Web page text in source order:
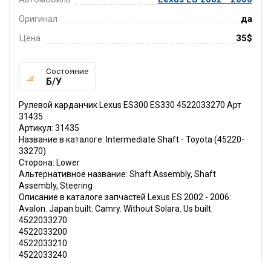
Оригинал
да
Цена
35$
Состояние
Б/У
Рулевой карданчик Lexus ES300 ES330 4522033270 Арт
31435
Артикул: 31435
Название в каталоге: Intermediate Shaft - Toyota (45220-
33270)
Сторона: Lower
Альтернативное название: Shaft Assembly, Shaft
Assembly, Steering
Описание в каталоге запчастей Lexus ES 2002 - 2006:
Avalon. Japan built. Camry. Without Solara. Us built.
4522033270
4522033200
4522033210
4522033240